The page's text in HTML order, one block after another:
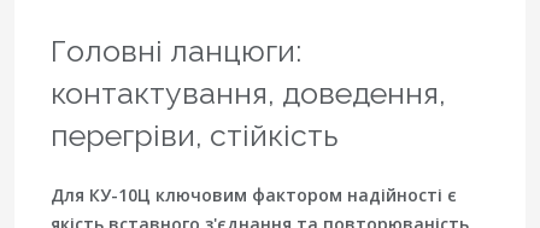
Головні ланцюги:
контактування, доведення,
перегріви, стійкість
Для КУ-10Ц ключовим фактором надійності є